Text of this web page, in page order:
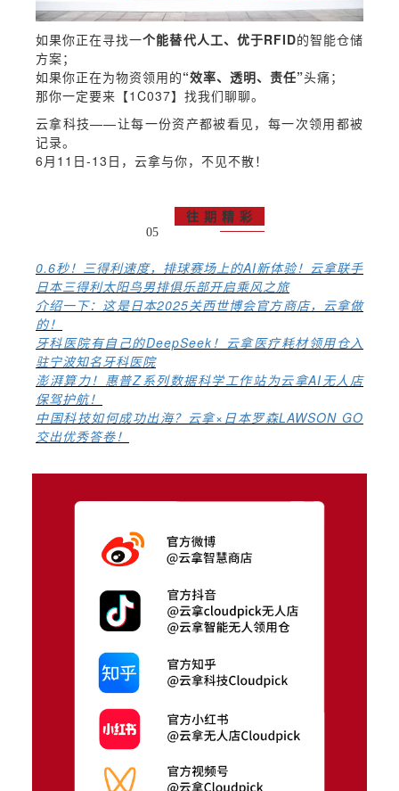
如果你正在寻找一个能替代人工、优于RFID的智能仓储
方案；
如果你正在为物资领用的“效率、透明、责任”头痛；
那你一定要来【1C037】找我们聊聊。
云拿科技——让每一份资产都被看见，每一次领用都被
记录。
6月11日-13日，云拿与你，不见不散！
05
往 期 精 彩
0.6秒！三得利速度，排球赛场上的AI新体验！云拿联手
日本三得利太阳鸟男排俱乐部开启乘风之旅
介绍一下：这是日本2025关西世博会官方商店，云拿做
的！
牙科医院有自己的DeepSeek！云拿医疗耗材领用仓入
驻宁波知名牙科医院
澎湃算力！惠普Z系列数据科学工作站为云拿AI无人店
保驾护航！
中国科技如何成功出海？云拿×日本罗森LAWSON GO
交出优秀答卷！